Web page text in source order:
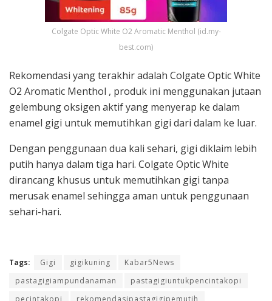
Colgate Optic White O2 Aromatic Menthol (id.my-
best.com)
Rekomendasi yang terakhir adalah Colgate Optic White
O2 Aromatic Menthol , produk ini menggunakan jutaan
gelembung oksigen aktif yang menyerap ke dalam
enamel gigi untuk memutihkan gigi dari dalam ke luar.
Dengan penggunaan dua kali sehari, gigi diklaim lebih
putih hanya dalam tiga hari. Colgate Optic White
dirancang khusus untuk memutihkan gigi tanpa
merusak enamel sehingga aman untuk penggunaan
sehari-hari.
Tags: Gigi gigikuning
Kabar5News
pastagigiampundanaman
pastagigiuntukpencintakopi
pecintakopi
rekomendasipastagigipemutih